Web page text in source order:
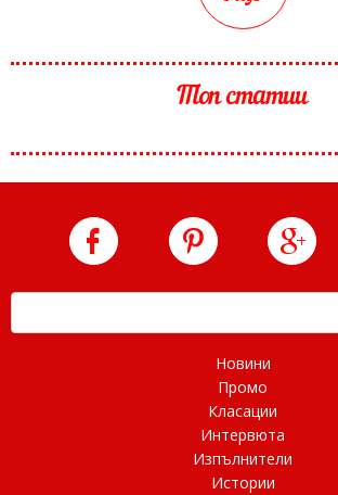
Топ статии
Новини
Промо
Класации
Интервюта
Изпълнители
Истории